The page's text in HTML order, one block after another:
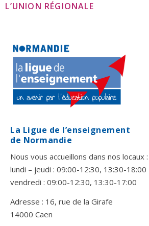
L’UNION RÉGIONALE
La Ligue de l’enseignement
de Normandie
Nous vous accueillons dans nos locaux :
lundi – jeudi : 09:00-12:30, 13:30-18:00
vendredi : 09:00-12:30, 13:30-17:00
Adresse : 16, rue de la Girafe
14000 Caen